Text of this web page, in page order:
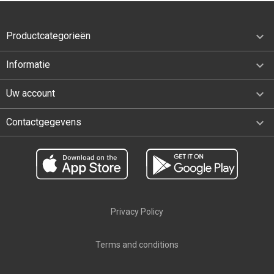
Productcategorieën 
Informatie 
Uw account 
Contactgegevens keyboard_arrow_down
Privacy Policy
Terms and conditions